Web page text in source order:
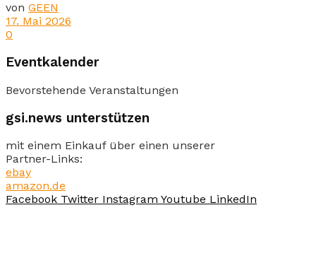
von GEEN
17. Mai 2026
0
Eventkalender
Bevorstehende Veranstaltungen
gsi.news unterstützen
mit einem Einkauf über einen unserer
Partner-Links:
ebay
amazon.de
Facebook Twitter Instagram Youtube LinkedIn